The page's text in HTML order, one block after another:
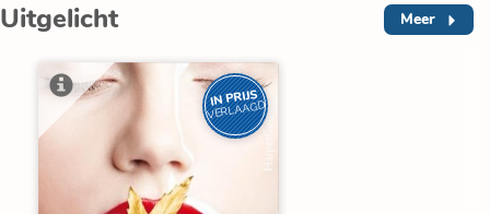
Uitgelicht Meer
IN PRIJS
VERLAAGD